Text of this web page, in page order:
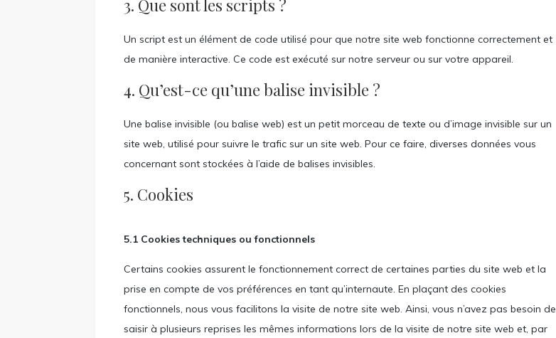
3. Que sont les scripts ?
Un script est un élément de code utilisé pour que notre site web fonctionne correctement et
de manière interactive. Ce code est exécuté sur notre serveur ou sur votre appareil.
4. Qu’est-ce qu’une balise invisible ?
Une balise invisible (ou balise web) est un petit morceau de texte ou d’image invisible sur un
site web, utilisé pour suivre le trafic sur un site web. Pour ce faire, diverses données vous
concernant sont stockées à l’aide de balises invisibles.
5. Cookies
5.1 Cookies techniques ou fonctionnels
Certains cookies assurent le fonctionnement correct de certaines parties du site web et la
prise en compte de vos préférences en tant qu’internaute. En plaçant des cookies
fonctionnels, nous vous facilitons la visite de notre site web. Ainsi, vous n’avez pas besoin de
saisir à plusieurs reprises les mêmes informations lors de la visite de notre site web et, par